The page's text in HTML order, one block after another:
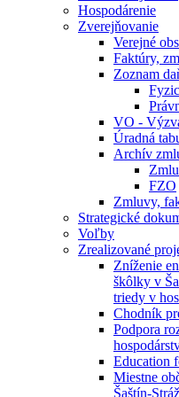
Hospodárenie
Zverejňovanie
Verejné
Faktúry,
Zoznam
VO -
Úradná
Archív
FZO
Zmluvy,
Strategické
Voľby
Zrealizované
Zníženie
škôlky v
triedy v
Chodník
Podpora
Education
Miestne
Šaštín-